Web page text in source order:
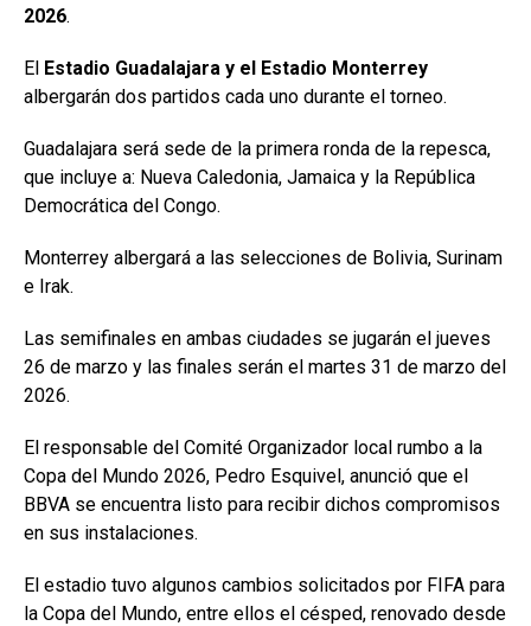
2026.
El Estadio Guadalajara y el Estadio Monterrey
albergarán dos partidos cada uno durante el torneo.
Guadalajara será sede de la primera ronda de la repesca,
que incluye a: Nueva Caledonia, Jamaica y la República
Democrática del Congo.
Monterrey albergará a las selecciones de Bolivia, Surinam
e Irak.
Las semifinales en ambas ciudades se jugarán el jueves
26 de marzo y las finales serán el martes 31 de marzo del
2026.
El responsable del Comité Organizador local rumbo a la
Copa del Mundo 2026, Pedro Esquivel, anunció que el
BBVA se encuentra listo para recibir dichos compromisos
en sus instalaciones.
El estadio tuvo algunos cambios solicitados por FIFA para
la Copa del Mundo, entre ellos el césped, renovado desde